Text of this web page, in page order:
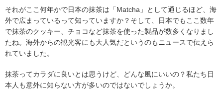
それがここ何年かで日本の抹茶は「Matcha」として通じるほど、海
外で広まっているって知っていますか？そして、日本でもここ数年
で抹茶のクッキー、チョコなど抹茶を使った製品が数多くなりまし
たね。海外からの観光客にも大人気だというのもニュースで伝えら
れていました。
抹茶ってカラダに良いとは思うけど、どんな風にいいの？私たち日
本人も意外に知らない方が多いのではないでしょうか。